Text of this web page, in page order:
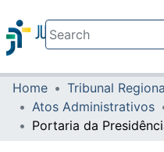
Communities &
All of DSpace
Home
Atos Administrativos